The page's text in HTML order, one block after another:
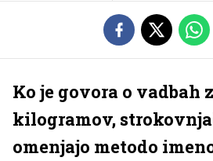
Ko je govora o vadbah
kilogramov,
omenjajo metodo